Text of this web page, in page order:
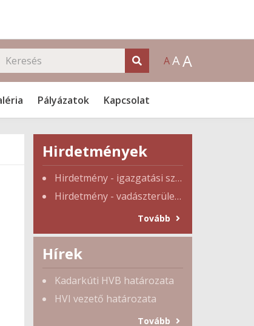
AAA
Pályázatok Kapcsolat
Hirdetmények
Hirdetmény - igazgatási szünet
Hirdetmény - vadászterület tulajdonosi gyűlés
Tovább
Hírek
Kadarkúti HVB határozata
HVI vezető határozata
Tovább